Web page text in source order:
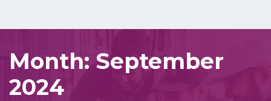
Month: September
2024